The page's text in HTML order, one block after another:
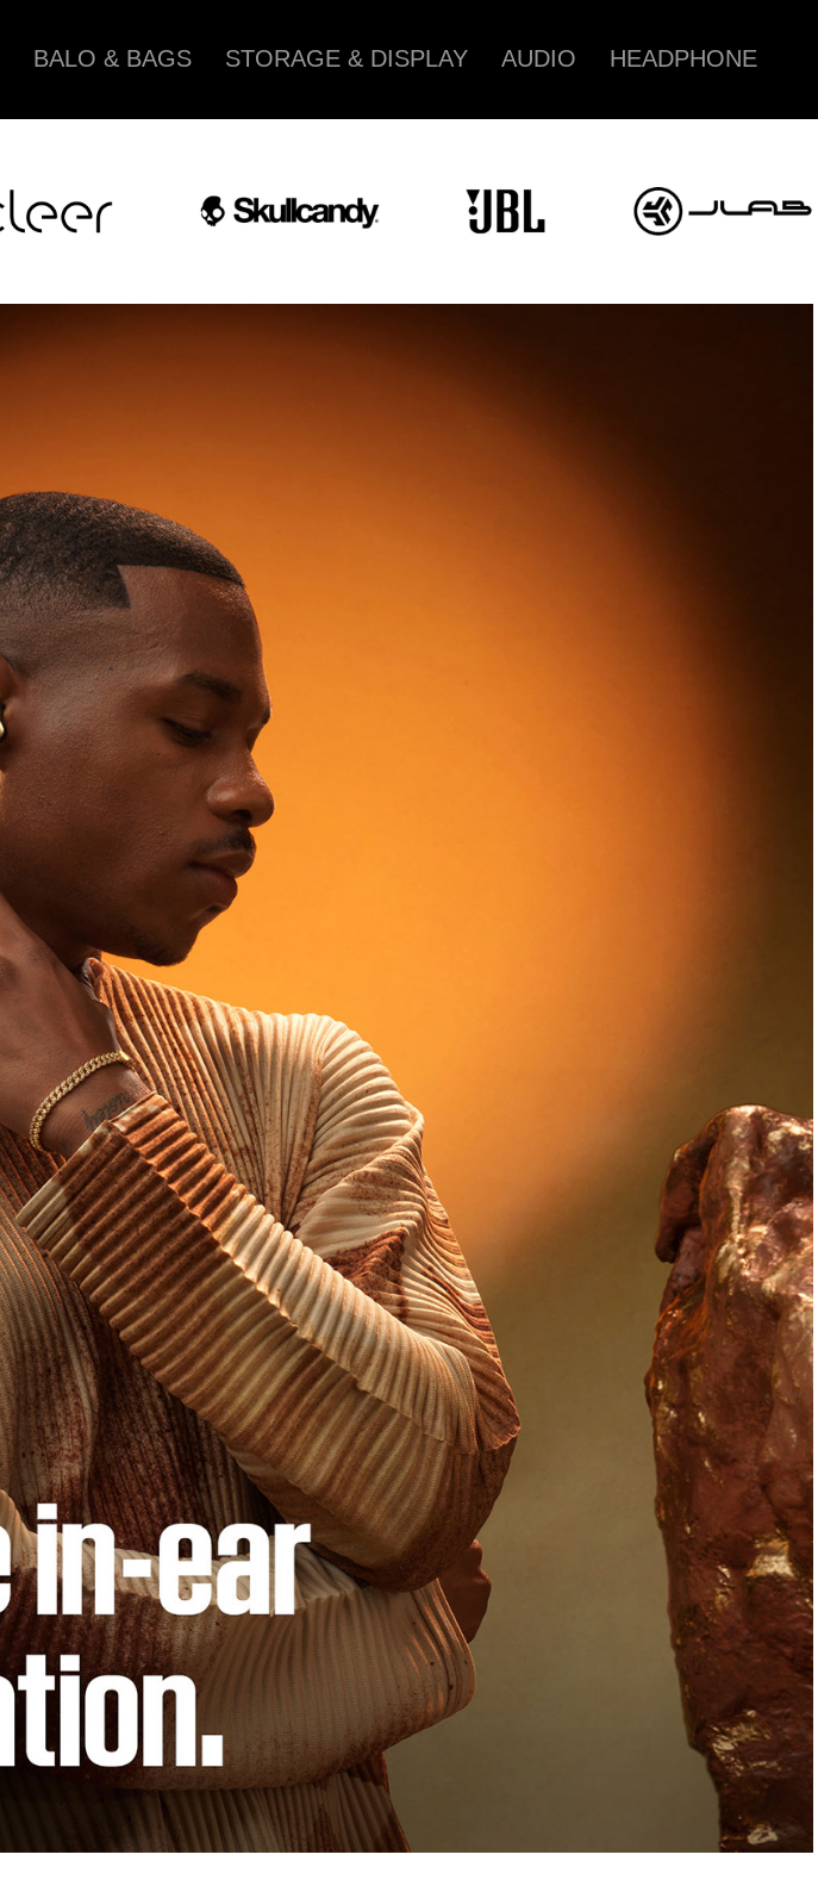
BALO & BAGS STORAGE & DISPLAY AUDIO HEADPHONE